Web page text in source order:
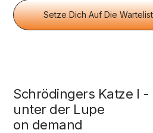
Setze Dich Auf Die
Schrödingers Katze I
unter der Lupe
on demand